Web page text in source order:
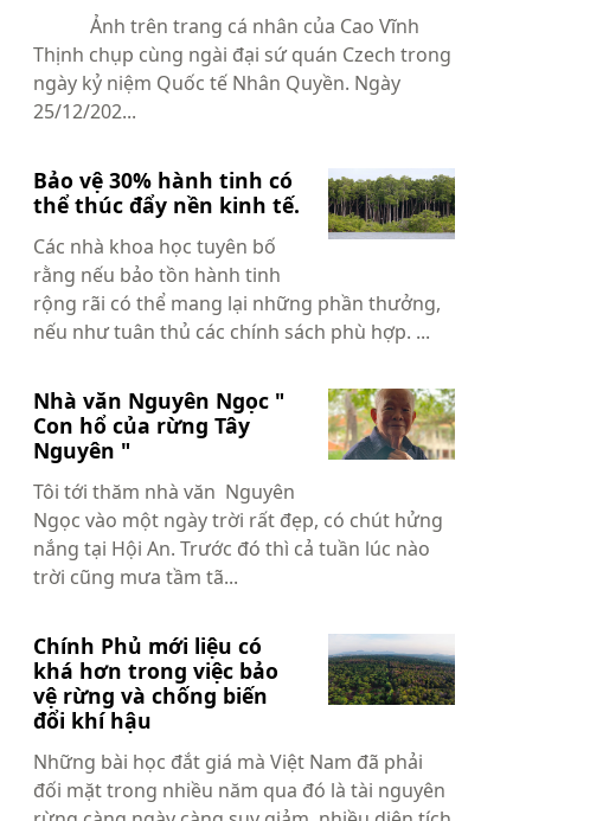
Ảnh trên trang cá nhân của Cao Vĩnh
Thịnh chụp cùng ngài đại sứ quán Czech trong
ngày kỷ niệm Quốc tế Nhân Quyền. Ngày
25/12/202...
Bảo vệ 30% hành tinh có
thể thúc đẩy nền kinh tế.
Các nhà khoa học tuyên bố
rằng nếu bảo tồn hành tinh
rộng rãi có thể mang lại những phần thưởng,
nếu như tuân thủ các chính sách phù hợp. ...
Nhà văn Nguyên Ngọc "
Con hổ của rừng Tây
Nguyên "
Tôi tới thăm nhà văn Nguyên
Ngọc vào một ngày trời rất đẹp, có chút hửng
nắng tại Hội An. Trước đó thì cả tuần lúc nào
trời cũng mưa tầm tã...
Chính Phủ mới liệu có
khá hơn trong việc bảo
vệ rừng và chống biến
đổi khí hậu
Những bài học đắt giá mà Việt Nam đã phải
đối mặt trong nhiều năm qua đó là tài nguyên